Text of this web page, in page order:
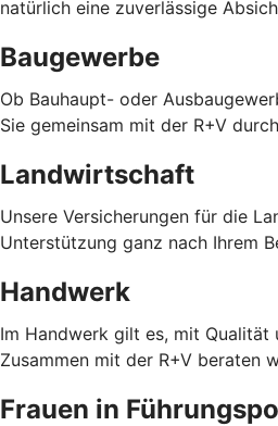
natürlich eine zuverlässige
Baugewerbe
Ob Bauhaupt- oder
Sie gemeinsam mit der R+V
Landwirtschaft
Unsere Versicherungen für die
Unterstützung ganz nach Ihrem
Handwerk
Im Handwerk gilt es, mit Qualität
Zusammen mit der R+V beraten
Frauen in